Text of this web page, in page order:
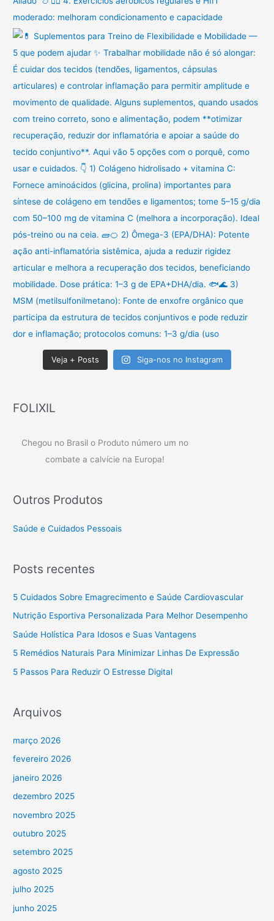
Veja + Posts Siga-nos no Instagram
FOLIXIL
Chegou no Brasil o Produto número um no
combate a calvície na Europa!
Outros Produtos
Saúde e Cuidados Pessoais
Posts recentes
5 Cuidados Sobre Emagrecimento e Saúde Cardiovascular
Nutrição Esportiva Personalizada Para Melhor Desempenho
Saúde Holística Para Idosos e Suas Vantagens
5 Remédios Naturais Para Minimizar Linhas De Expressão
5 Passos Para Reduzir O Estresse Digital
Arquivos
março 2026
fevereiro 2026
janeiro 2026
dezembro 2025
novembro 2025
outubro 2025
setembro 2025
agosto 2025
julho 2025
junho 2025